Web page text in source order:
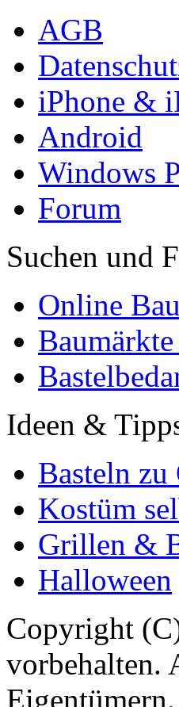
AGB
iPhone &
Android
Windows
Forum
Suchen und
Online
Baumärkte
Ideen &
Basteln zu
Kostüm
Grillen &
Halloween
Copyright
vorbehalten.